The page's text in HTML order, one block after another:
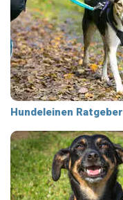
Hundeleinen Ratgeber